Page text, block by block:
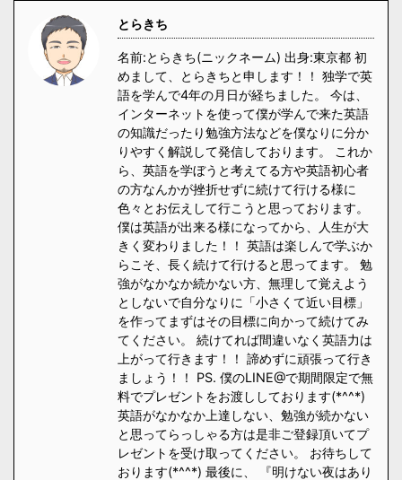
とらきち
名前:とらきち(ニックネーム) 出身:東京都 初
めまして、とらきちと申します！！ 独学で英
語を学んで4年の月日が経ちました。 今は、
インターネットを使って僕が学んで来た英語
の知識だったり勉強方法などを僕なりに分か
りやすく解説して発信しております。 これか
ら、英語を学ぼうと考えてる方や英語初心者
の方なんかが挫折せずに続けて行ける様に
色々とお伝えして行こうと思っております。
僕は英語が出来る様になってから、人生が大
きく変わりました！！ 英語は楽しんで学ぶか
らこそ、長く続けて行けると思ってます。 勉
強がなかなか続かない方、無理して覚えよう
としないで自分なりに「小さくて近い目標」
を作ってまずはその目標に向かって続けてみ
てください。 続けてれば間違いなく英語力は
上がって行きます！！ 諦めずに頑張って行き
ましょう！！ PS. 僕のLINE@で期間限定で無
料でプレゼントをお渡ししております(*^^*)
英語がなかなか上達しない、勉強が続かない
と思ってらっしゃる方は是非ご登録頂いてプ
レゼントを受け取ってください。 お待ちして
おります(*^^*) 最後に、 『明けない夜はあり